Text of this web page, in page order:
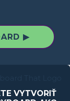
▶
VYTVORIŤ